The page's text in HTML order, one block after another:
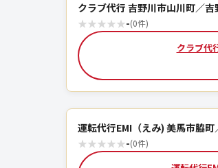
クラブ代行 吉野川市山川町／吉
★★★★★-(0件)
クラブ代
運転代行EMI（えみ) 美馬市脇町
★★★★★-(0件)